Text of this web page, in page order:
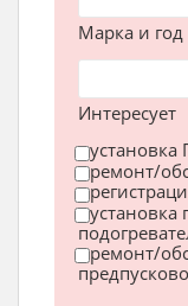
Марка и
Интересует
установка
ремонт/
установка
ремонт/